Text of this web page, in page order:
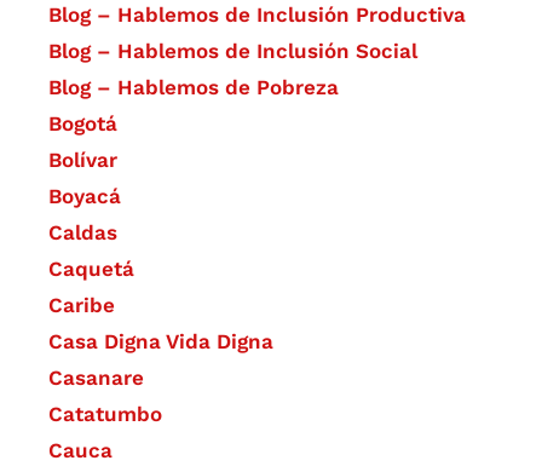
Blog – Hablemos de Inclusión Productiva
Blog – Hablemos de Inclusión Social
Blog – Hablemos de Pobreza
Bogotá
Bolívar
Boyacá
Caldas
Caquetá
Caribe
Casa Digna Vida Digna
Casanare
Catatumbo
Cauca